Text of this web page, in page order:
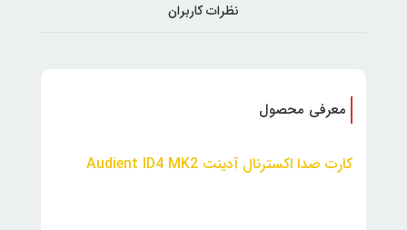
نظرات کاربران
معرفی محصول
کارت صدا اکسترنال آدینت Audient ID4 MK2